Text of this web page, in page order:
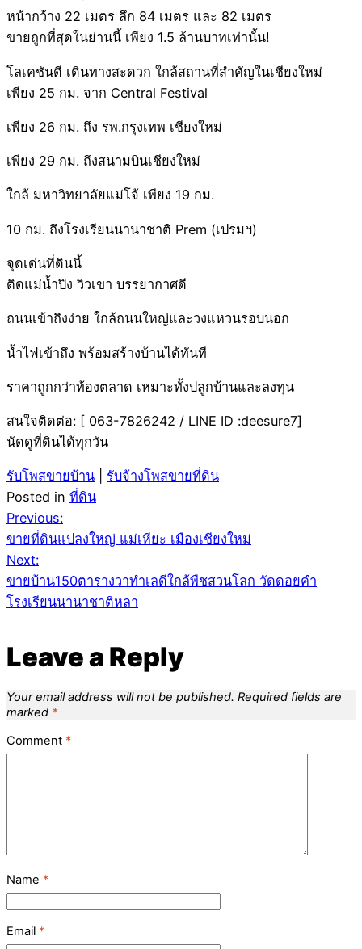
หน้ากว้าง 22 เมตร ลึก 84 เมตร และ 82 เมตร
ขายถูกที่สุดในย่านนี้ เพียง 1.5 ล้านบาทเท่านั้น!
โลเคชันดี เดินทางสะดวก ใกล้สถานที่สำคัญในเชียงใหม่
เพียง 25 กม. จาก Central Festival
เพียง 26 กม. ถึง รพ.กรุงเทพ เชียงใหม่
เพียง 29 กม. ถึงสนามบินเชียงใหม่
ใกล้ มหาวิทยาลัยแม่โจ้ เพียง 19 กม.
10 กม. ถึงโรงเรียนนานาชาติ Prem (เปรมฯ)
จุดเด่นที่ดินนี้
ติดแม่น้ำปิง วิวเขา บรรยากาศดี
ถนนเข้าถึงง่าย ใกล้ถนนใหญ่และวงแหวนรอบนอก
น้ำไฟเข้าถึง พร้อมสร้างบ้านได้ทันที
ราคาถูกกว่าท้องตลาด เหมาะทั้งปลูกบ้านและลงทุน
สนใจติดต่อ: [ 063-7826242 / LINE ID :deesure7]
นัดดูที่ดินได้ทุกวัน
รับโพสขายบ้าน
รับจ้างโพสขายที่ดิน
Posted in ที่ดิน
Post
navigation
Previous:
ขายที่ดินแปลงใหญ่ แม่เหียะ เมืองเชียงใหม่
Next:
ขายบ้าน150ตารางวาทำเลดีใกล้พืชสวนโลก วัดดอยคำ
โรงเรียนนานาชาติหลา
Leave a Reply
Your email address will not be published. Required fields are
marked *
Comment *
Name *
Email *